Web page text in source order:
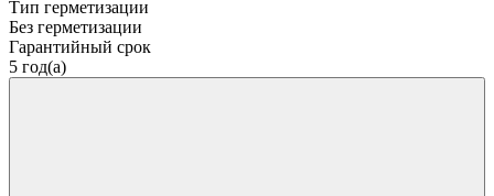
Тип герметизации
Без герметизации
Гарантийный срок
5 год(а)